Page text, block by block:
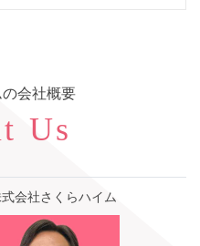
の会社概要
Us
会社さくらハイム